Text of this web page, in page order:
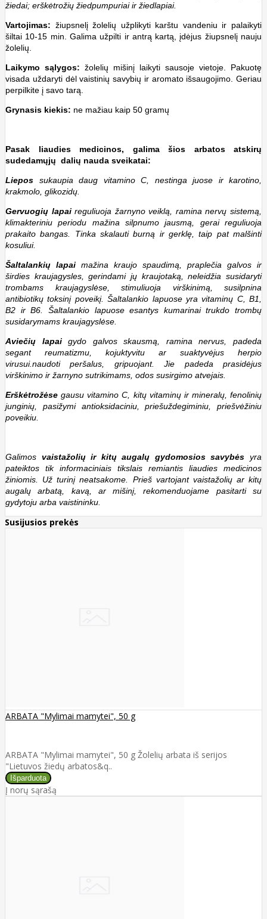
žiedai; erškėtrožių žiedpumpuriai ir žiedlapiai.
Vartojimas: žiupsnelį žolelių užplikyti karštu vandeniu ir palaikyti
šiltai 10-15 min. Galima užpilti ir antrą kartą, įdėjus žiupsnelį nauju
žolelių.
Laikymo sąlygos: žolelių mišinį laikyti sausoje vietoje. Pakuotę
visada uždaryti dėl vaistinių savybių ir aromato išsaugojimo. Geriau
perpilkite į savo tarą.
Grynasis kiekis: ne mažiau kaip 50 gramų
Pasak liaudies medicinos, galima šios arbatos atskirų
sudedamųjų dalių nauda sveikatai:
Liepos sukaupia daug vitamino C, nestinga juose ir karotino,
krakmolo, glikozidų.
Gervuogių lapaireguliuoja žarnyno veiklą, ramina nervų sistemą,
klimakteriniu periodu mažina silpnumo jausmą, gerai reguliuoja
prakaito bangas. Tinka skalauti burną ir gerklę, taip pat malšinti
kosuliui.
Šaltalankių lapai mažina kraujo spaudimą, praplečia galvos ir
širdies kraujagysles, gerindami jų kraujotaką, neleidžia susidaryti
trombams kraujagyslėse, stimuliuoja virškinimą, susilpnina
antibiotikų toksinį poveikį. Šaltalankio lapuose yra vitaminų C, B1,
B2 ir B6. Šaltalankio lapuose esantys kumarinai trukdo trombų
susidarymams kraujagyslėse.
Aviečių lapaigydo galvos skausmą, ramina nervus, padeda
segant reumatizmu, kojuktyvitu ar suaktyvėjus herpio
virusui.naudoti peršalus, gripuojant. Jie padeda prasidėjus
virškinimo ir žarnyno sutrikimams, odos susirgimo atvejais.
Erškėtrožėse gausu vitamino C, kitų vitaminų ir mineralų, fenolinių
junginių, pasižymi antioksidaciniu, priešuždegiminiu, priešvėžiniu
poveikiu.
Galimos vaistažolių ir kitų augalų gydomosios savybės yra
pateiktos tik informaciniais tikslais remiantis liaudies medicinos
žiniomis. Už turinį neatsakome. Prieš vartojant vaistažolių ar kitų
augalų arbatą, kavą, ar mišinį, rekomenduojame pasitarti su
gydytoju arba vaistininku.
Susijusios prekės
ARBATA "Mylimai mamytei", 50 g
ARBATA "Mylimai mamytei", 50 g Žolelių arbata iš serijos
"Lietuvos žiedų arbatos&q..
Į norų sąrašą